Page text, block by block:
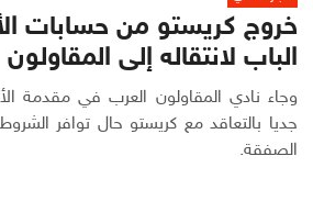
خروج كريستو من حسابات
الباب لانتقاله إلى المقاولون
وجاء نادي المقاولون العرب في مقدمة
جديا بالتعاقد مع كريستو حال توافر الشروط
الصفقة.